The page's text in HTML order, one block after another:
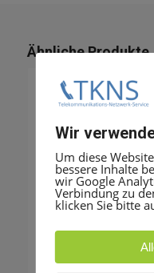
Ähnliche Produkte
Wir
Um diese
bessere Inhalte
wir Google
Verbindung zu
klicken Sie bitte